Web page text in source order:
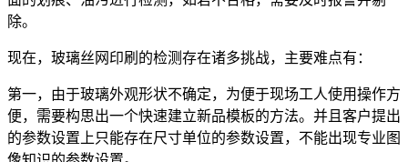
除。
现在，玻璃丝网印刷的检测存在诸多挑战，主要难点有：
第一，由于玻璃外观形状不确定，为便于现场工人使用操作方
便，需要构思出一个快速建立新品模板的方法。并且客户提出
的参数设置上只能存在尺寸单位的参数设置，不能出现专业图